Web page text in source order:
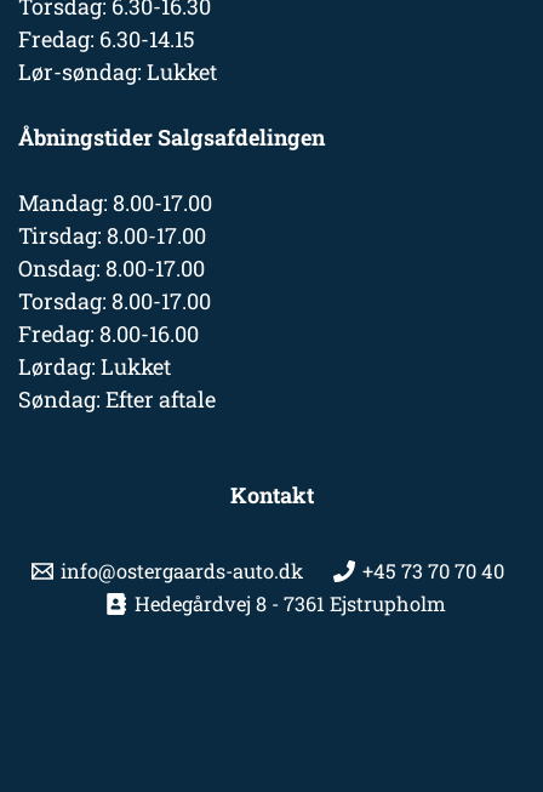
Torsdag: 6.30-16.30
Fredag: 6.30-14.15
Lør-søndag: Lukket
Åbningstider Salgsafdelingen
Mandag: 8.00-17.00
Tirsdag: 8.00-17.00
Onsdag: 8.00-17.00
Torsdag: 8.00-17.00
Fredag: 8.00-16.00
Lørdag: Lukket
Søndag: Efter aftale
Kontakt
info@ostergaards-auto.dk
+45 73 70 70 40
Hedegårdvej 8 - 7361 Ejstrupholm